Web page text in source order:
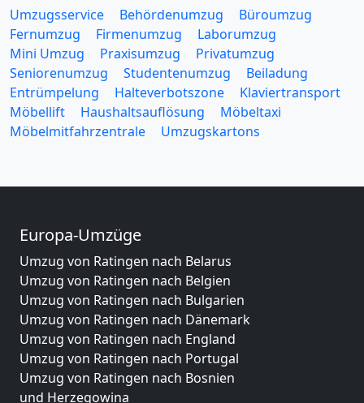
Umzugsservice Behördenumzug
Büroumzug
Fernumzug
Firmenumzug
Laborumzug
Mini Umzug
Praxisumzug
Privatumzug
Seniorenumzug
Studentenumzug
Beiladung
Entrümpelung
Halteverbotszone
Klaviertransport
Möbellift
Haushaltsauflösung
Möbeltaxi
Möbelmitfahrzentrale
Umzugskartons
Europa-Umzüge
Umzug von Ratingen nach Belarus
Umzug von Ratingen nach Belgien
Umzug von Ratingen nach Bulgarien
Umzug von Ratingen nach Dänemark
Umzug von Ratingen nach England
Umzug von Ratingen nach Portugal
Umzug von Ratingen nach Bosnien
und Herzegowina